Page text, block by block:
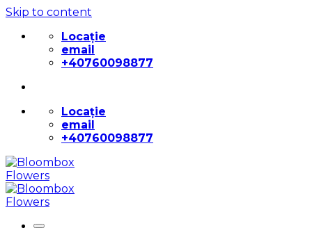
Skip to content
Locație
email
+40760098877
Locație
email
+40760098877